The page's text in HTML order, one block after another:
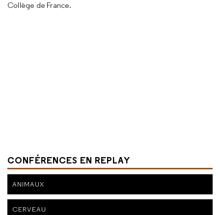
Collège de France.
CONFÉRENCES EN REPLAY
ANIMAUX
CERVEAU